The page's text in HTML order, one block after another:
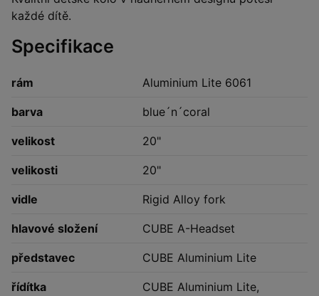
každé dítě.
Specifikace
rám Aluminium Lite 6061
barva blue´n´coral
velikost 20"
velikosti 20"
vidle Rigid Alloy fork
hlavové složení CUBE A-Headset
představec CUBE Aluminium Lite
řídítka
CUBE Aluminium Lite,